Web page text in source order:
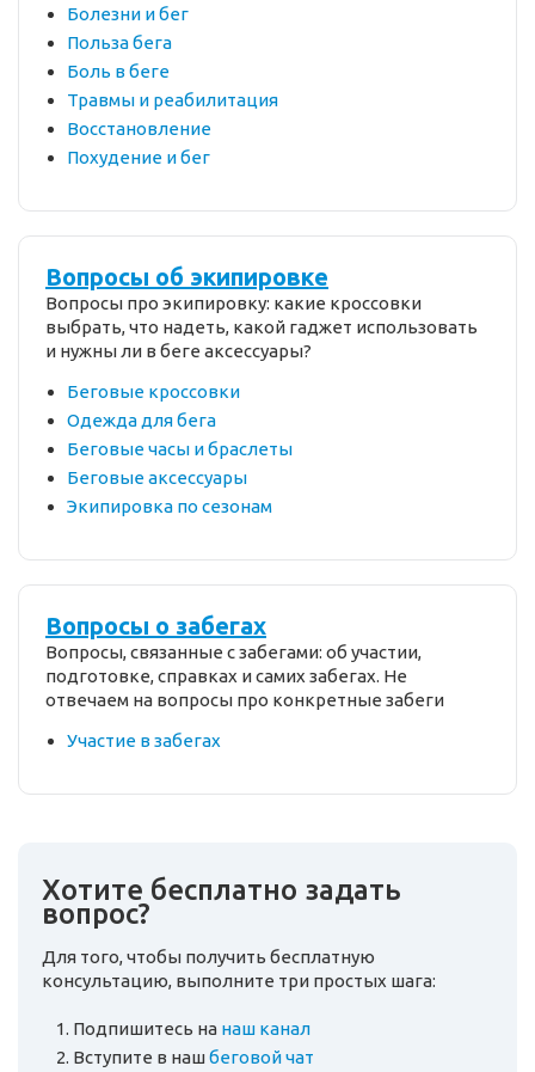
Болезни и бег
Польза бега
Боль в беге
Травмы и реабилитация
Восстановление
Похудение и бег
Вопросы об экипировке
Вопросы про экипировку: какие кроссовки
выбрать, что надеть, какой гаджет использовать
и нужны ли в беге аксессуары?
Беговые кроссовки
Одежда для бега
Беговые часы и браслеты
Беговые аксессуары
Экипировка по сезонам
Вопросы о забегах
Вопросы, связанные с забегами: об участии,
подготовке, справках и самих забегах. Не
отвечаем на вопросы про конкретные забеги
Участие в забегах
Хотите бесплатно задать
вопрос?
Для того, чтобы получить бесплатную
консультацию, выполните три простых шага:
Подпишитесь на наш канал
Вступите в нашбеговой чат